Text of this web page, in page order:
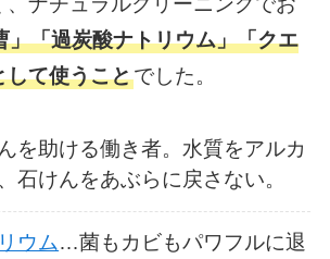
」「過炭酸ナトリウム」「クエ
して使うことでした。
を助ける働き者。水質をアルカ
石けんをあぶらに戻さない。
ウム…菌もカビもパワフルに退